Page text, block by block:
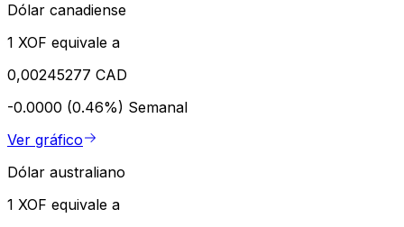
Dólar canadiense
1 XOF equivale a
0,00245277 CAD
-0.0000 (0.46%) Semanal
Ver gráfico
Dólar australiano
1 XOF equivale a